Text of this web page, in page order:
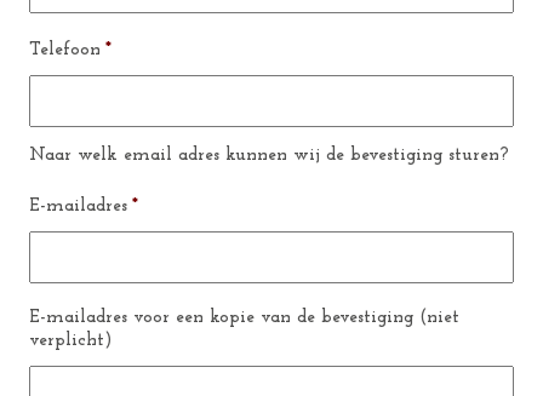
Telefoon *
Naar welk email adres kunnen wij de bevestiging sturen?
E-mailadres *
E-mailadres voor een kopie van de bevestiging (niet
verplicht)